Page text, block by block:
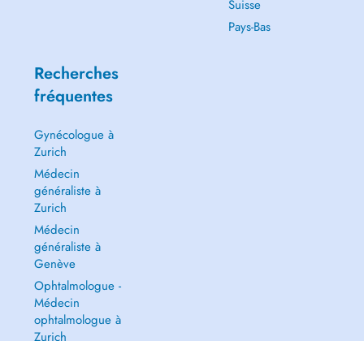
Suisse
Pays-Bas
Recherches
fréquentes
Gynécologue à
Zurich
Médecin
généraliste à
Zurich
Médecin
généraliste à
Genève
Ophtalmologue -
Médecin
ophtalmologue à
Zurich